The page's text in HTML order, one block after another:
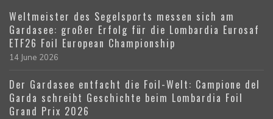
Weltmeister des Segelsports messen sich am
Gardasee: großer Erfolg für die Lombardia Eurosaf
ETF26 Foil European Championship
14 June 2026
Der Gardasee entfacht die Foil-Welt: Campione del
Garda schreibt Geschichte beim Lombardia Foil
Grand Prix 2026